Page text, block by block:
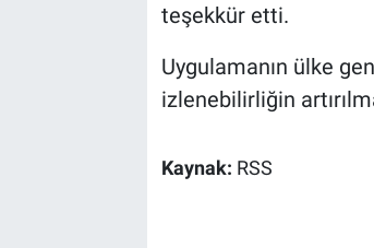
teşekkür etti.
Uygulamanın ülke
izlenebilirliğin
Kaynak: RSS